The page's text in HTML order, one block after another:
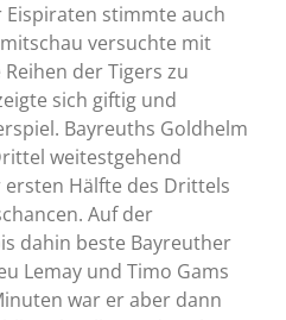
stimmte auch
versuchte mit
der Tigers zu
sich giftig und
Bayreuths Goldhelm
weitestgehend
Hälfte des Drittels
Auf der
dahin beste Bayreuther
Lemay und Timo Gams
war er aber dann